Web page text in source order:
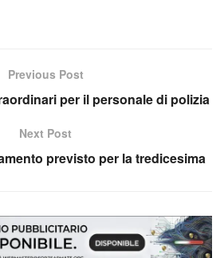
Previous Post
per il personale di polizia
Next Post
previsto per la tredicesima